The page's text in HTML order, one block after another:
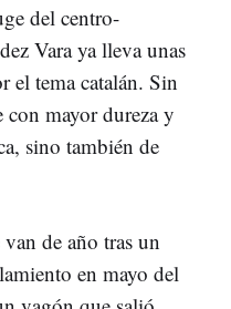
del centro-
Vara ya lleva unas
el tema catalán. Sin
con mayor dureza y
sino también de
de año tras un
en mayo del